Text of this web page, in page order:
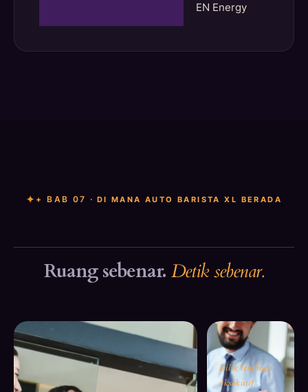
EN Energy
+ BAB 07 · DI MANA AUTO BARISTA XL BERADA
Ruang sebenar. Detik sebenar.
Bilik lembaga
eksekutif·